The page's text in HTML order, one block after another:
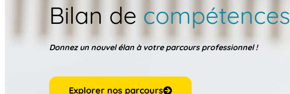
Bilan de compétences
Donnez un nouvel élan à votre parcours professionnel !
Explorer nos parcours